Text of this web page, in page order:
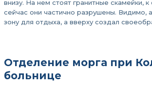
внизу. На нем стоят гранитные скамейки,
сейчас они частично разрушены. Видимо,
зону для отдыха, а вверху создал
Отделение морга при
больнице